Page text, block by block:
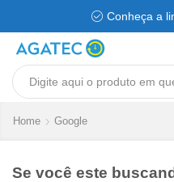
Conheça a
Home Google
Se você este